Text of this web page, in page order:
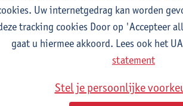
Methodologies
1E/2E SEM
Anne Van de Vijver Sarah Katz-
1E SEM
Uw internetgedrag kan worden
tracking cookies Door op 'Accepteer
gaat u hiermee akkoord. Lees ook het
statement
Stel je persoonlijke